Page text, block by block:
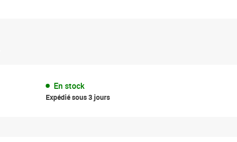
En stock
Expédié sous 3 jours